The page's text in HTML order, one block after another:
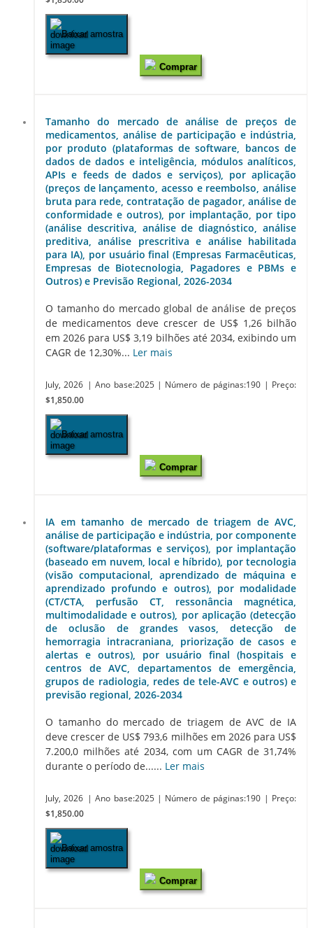
Baixar amostra
Comprar
Tamanho do mercado de análise de preços de
medicamentos, análise de participação e indústria,
por produto (plataformas de software, bancos de
dados de dados e inteligência, módulos analíticos,
APIs e feeds de dados e serviços), por aplicação
(preços de lançamento, acesso e reembolso, análise
bruta para rede, contratação de pagador, análise de
conformidade e outros), por implantação, por tipo
(análise descritiva, análise de diagnóstico, análise
preditiva, análise prescritiva e análise habilitada
para IA), por usuário final (Empresas Farmacêuticas,
Empresas de Biotecnologia, Pagadores e PBMs e
Outros) e Previsão Regional, 2026-2034
O tamanho do mercado global de análise de preços
de medicamentos deve crescer de US$ 1,26 bilhão
em 2026 para US$ 3,19 bilhões até 2034, exibindo um
CAGR de 12,30%... Ler mais
July, 2026 | Ano base:2025 | Número de páginas:190 | Preço:
$1,850.00
Baixar amostra
Comprar
IA em tamanho de mercado de triagem de AVC,
análise de participação e indústria, por componente
(software/plataformas e serviços), por implantação
(baseado em nuvem, local e híbrido), por tecnologia
(visão computacional, aprendizado de máquina e
aprendizado profundo e outros), por modalidade
(CT/CTA, perfusão CT, ressonância magnética,
multimodalidade e outros), por aplicação (detecção
de oclusão de grandes vasos, detecção de
hemorragia intracraniana, priorização de casos e
alertas e outros), por usuário final (hospitais e
centros de AVC, departamentos de emergência,
grupos de radiologia, redes de tele-AVC e outros) e
previsão regional, 2026-2034
O tamanho do mercado de triagem de AVC de IA
deve crescer de US$ 793,6 milhões em 2026 para US$
7.200,0 milhões até 2034, com um CAGR de 31,74%
durante o período de...... Ler mais
July, 2026 | Ano base:2025 | Número de páginas:190 | Preço:
$1,850.00
Baixar amostra
Comprar